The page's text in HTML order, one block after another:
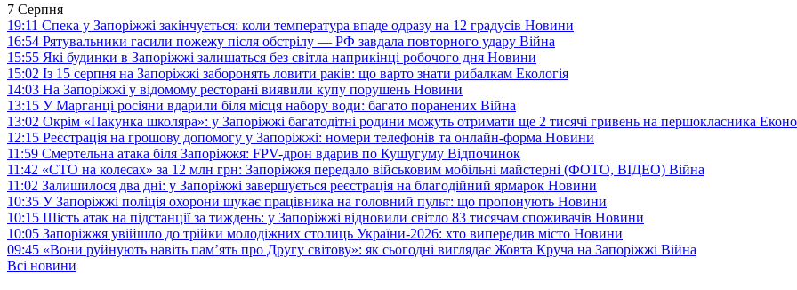
7 Серпня
19:11 Спека у Запоріжжі закінчується: коли температура впаде одразу на 12 градусів Новини
16:54 Рятувальники гасили пожежу після обстрілу — РФ завдала повторного удару Війна
15:55 Які будинки в Запоріжжі залишаться без світла наприкінці робочого дня Новини
15:02 Із 15 серпня на Запоріжжі заборонять ловити раків: що варто знати рибалкам Екологія
14:03 На Запоріжжі у відомому ресторані виявили купу порушень Новини
13:15 У Марганці росіяни вдарили біля місця набору води: багато поранених Війна
13:02 Окрім «Пакунка школяра»: у Запоріжжі багатодітні родини можуть отримати ще 2 тисячі гривень на першокласника
12:15 Реєстрація на грошову допомогу у Запоріжжі: номери телефонів та онлайн-форма Новини
11:59 Смертельна атака біля Запоріжжя: FPV-дрон вдарив по Кушугуму Відпочинок
11:42 «СТО на колесах» за 12 млн грн: Запоріжжя передало військовим мобільні майстерні (ФОТО, ВІДЕО) Війна
11:02 Залишилося два дні: у Запоріжжі завершується реєстрація на благодійний ярмарок Новини
10:35 У Запоріжжі поліція охорони шукає працівника на головний пульт: що пропонують Новини
10:15 Шість атак на підстанції за тиждень: у Запоріжжі відновили світло 83 тисячам споживачів Новини
10:05 Запоріжжя увійшло до трійки молодіжних столиць України-2026: хто випередив місто Новини
09:45 «Вони руйнують навіть пам’ять про Другу світову»: як сьогодні виглядає Жовта Круча на Запоріжжі Війна
Всі новини